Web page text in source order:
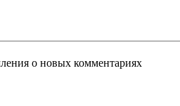
о новых комментариях